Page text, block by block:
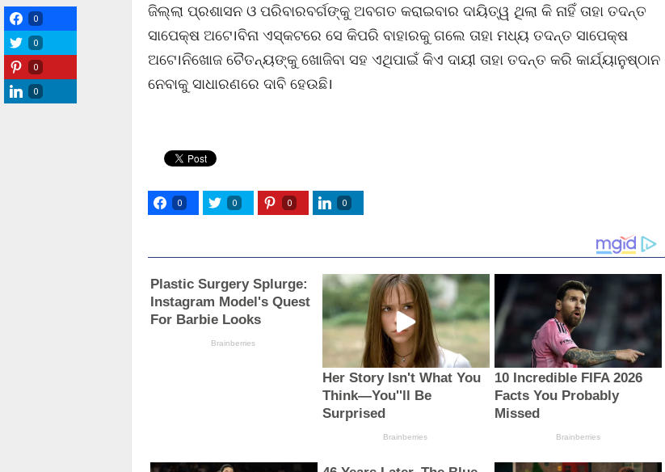
ଜିଲ୍ଲା ପ୍ରଶାସନ ଓ ପରିବାରବର୍ଗଙ୍କୁ ଅବଗତ କରାଇବାର ଦାୟିତ୍ୱ ଥିଲା କି ନାହିଁ ତାହା ତଦନ୍ତ
ସାପେକ୍ଷ ଅଟେ।ବିନା ଏସ୍କଟରେ ସେ କିପରି ବାହାରକୁ ଗଲେ ତାହା ମଧ୍ୟ ତଦନ୍ତ ସାପେକ୍ଷ
ଅଟେ।ନିଖୋଜ ଚୈତନ୍ୟଙ୍କୁ ଖୋଜିବା ସହ ଏଥିପାଇଁ କିଏ ଦାୟୀ ତାହା ତଦନ୍ତ କରି କାର୍ଯ୍ୟାନୁଷ୍ଠାନ
ନେବାକୁ ସାଧାରଣରେ ଦାବି ହେଉଛି।
0 0 0 0
0
0
0
0